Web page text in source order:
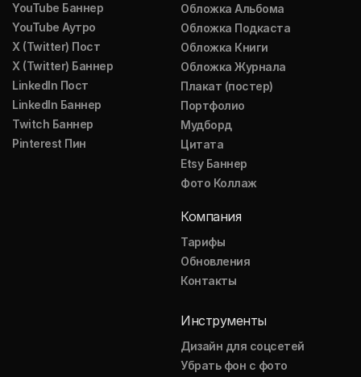
YouTube Баннер
YouTube Аутро
X (Twitter) Пост
X (Twitter) Баннер
LinkedIn Пост
LinkedIn Баннер
Twitch Баннер
Pinterest Пин
Обложка Альбома
Обложка Подкаста
Обложка Книги
Обложка Журнала
Плакат (постер)
Портфолио
Мудборд
Цитата
Etsy Баннер
Фото Коллаж
Компания
Тарифы
Обновления
Контакты
Инструменты
Дизайн для соцсетей
Убрать фон с фото